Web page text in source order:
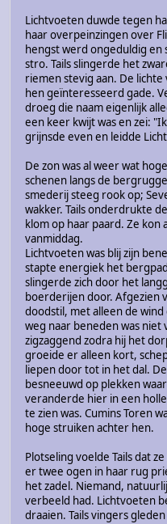
Lichtvoeten duwde tegen
haar overpeinzingen over
hengst werd ongeduldig
stro. Tails slingerde het
riemen stevig aan. De
hen geïnteresseerd gade.
droeg die naam eigenlijk
een keer kwijt was en zei:
grijnsde even en leidde
De zon was al weer wat
schenen langs de
smederij steeg rook op;
wakker. Tails onderdrukte
klom op haar paard. Ze kon
vanmiddag.
Lichtvoeten was blij zijn
stapte energiek het
slingerde zich door het
boerderijen door. Afgezien
doodstil, met alleen de
weg naar beneden was niet
zigzaggend zodra hij het
groeide er alleen kort,
liepen door tot in het dal.
besneeuwd op plekken
veranderde hier in een
te zien was. Cumins Toren
hoge struiken achter hen.
Plotseling voelde Tails dat
er twee ogen in haar rug
het zadel. Niemand,
verbeeld had. Lichtvoeten
draaien. Tails vingers